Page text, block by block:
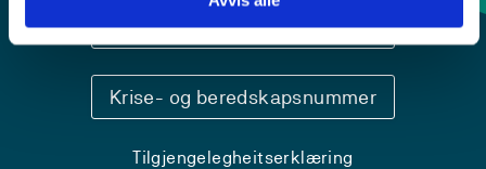
Sentralbord: 55 58 58 00
Krise- og beredskapsnummer
Tilgjengelegheitserklæring